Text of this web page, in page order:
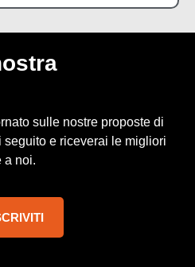
sulle nostre proposte di
e riceverai le migliori
a noi.